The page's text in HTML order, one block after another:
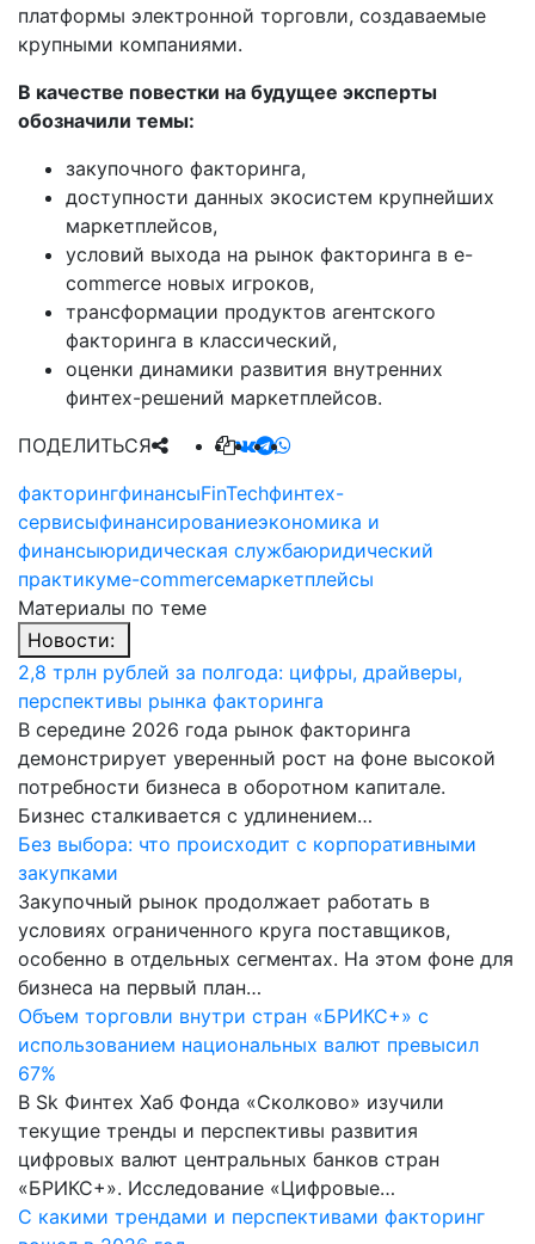
платформы электронной торговли, создаваемые
крупными компаниями.
В качестве повестки на будущее эксперты
обозначили темы:
закупочного факторинга,
доступности данных экосистем крупнейших
маркетплейсов,
условий выхода на рынок факторинга в e-
commerce новых игроков,
трансформации продуктов агентского
факторинга в классический,
оценки динамики развития внутренних
финтех-решений маркетплейсов.
факторингфинансыFinTechфинтех-
сервисыфинансированиеэкономика и
финансыюридическая службаюридический
практикумe-commerceмаркетплейсы
ПОДЕЛИТЬСЯ
Материалы по теме
Новости:
2,8 трлн рублей за полгода: цифры, драйверы,
перспективы рынка факторинга
В середине 2026 года рынок факторинга
демонстрирует уверенный рост на фоне высокой
потребности бизнеса в оборотном капитале.
Бизнес сталкивается с удлинением…
Без выбора: что происходит с корпоративными
закупками
Закупочный рынок продолжает работать в
условиях ограниченного круга поставщиков,
особенно в отдельных сегментах. На этом фоне для
бизнеса на первый план…
Объем торговли внутри стран «БРИКС+» с
использованием национальных валют превысил
67%
В Sk Финтех Хаб Фонда «Сколково» изучили
текущие тренды и перспективы развития
цифровых валют центральных банков стран
«БРИКС+». Исследование «Цифровые…
С какими трендами и перспективами факторинг